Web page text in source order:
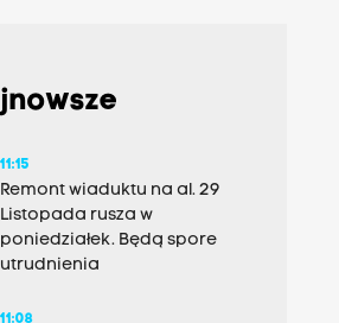
11:15
Remont wiaduktu na al. 29
Listopada rusza w
poniedziałek. Będą spore
utrudnienia
11:08